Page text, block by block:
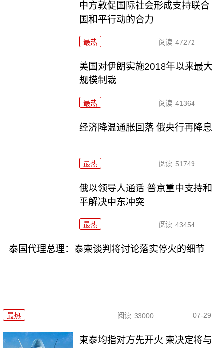
中方敦促国际社会形成支持联合
国和平行动的合力
最热 阅读 47272
美国对伊朗实施2018年以来最大
规模制裁
最热 阅读 41364
经济降温通胀回落 俄央行再降息
最热 阅读 51749
俄以领导人通话 普京重申支持和
平解决中东冲突
最热 阅读 43454
泰国代理总理：泰柬谈判将讨论落实停火的细节
最热 阅读 33000 07-29
柬泰均指对方先开火 柬决定将与